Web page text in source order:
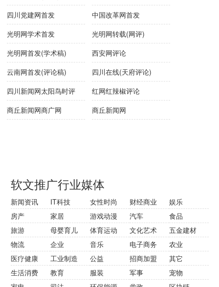
四川党建网首发
中国改革网首发
光明网学术首发
光明网转载(网评)
光明网首发(学术稿)
西安网评论
云南网首发(评论稿)
四川在线(天府评论)
四川新闻网太阳鸟时评
红网红辣椒评论
商丘新闻网商广网
商丘新闻网
软文推广行业媒体
新闻资讯 IT科技 女性时尚 财经商业
娱乐
房产
家居 游戏动漫 汽车
食品
旅游
母婴育儿 体育运动 文化艺术
五金建材
物流
企业 音乐 电子商务
农业
医疗健康
工业制造 公益 招商加盟
其它
生活消费
教育 服装 军事
宠物